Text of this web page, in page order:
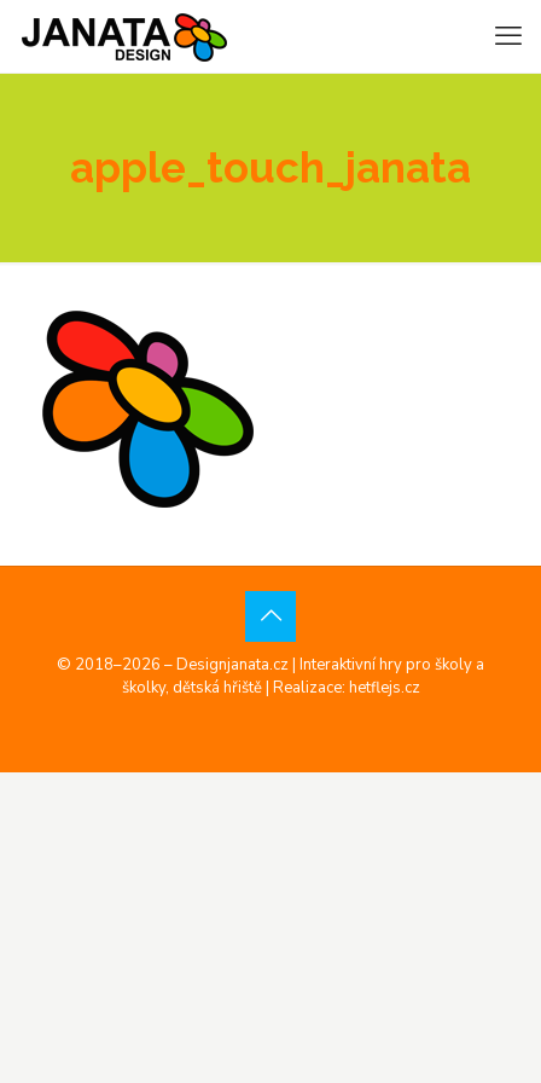
apple_touch_janata
© 2018–2026 – Designjanata.cz | Interaktivní hry pro školy a
školky, dětská hřiště | Realizace: hetflejs.cz